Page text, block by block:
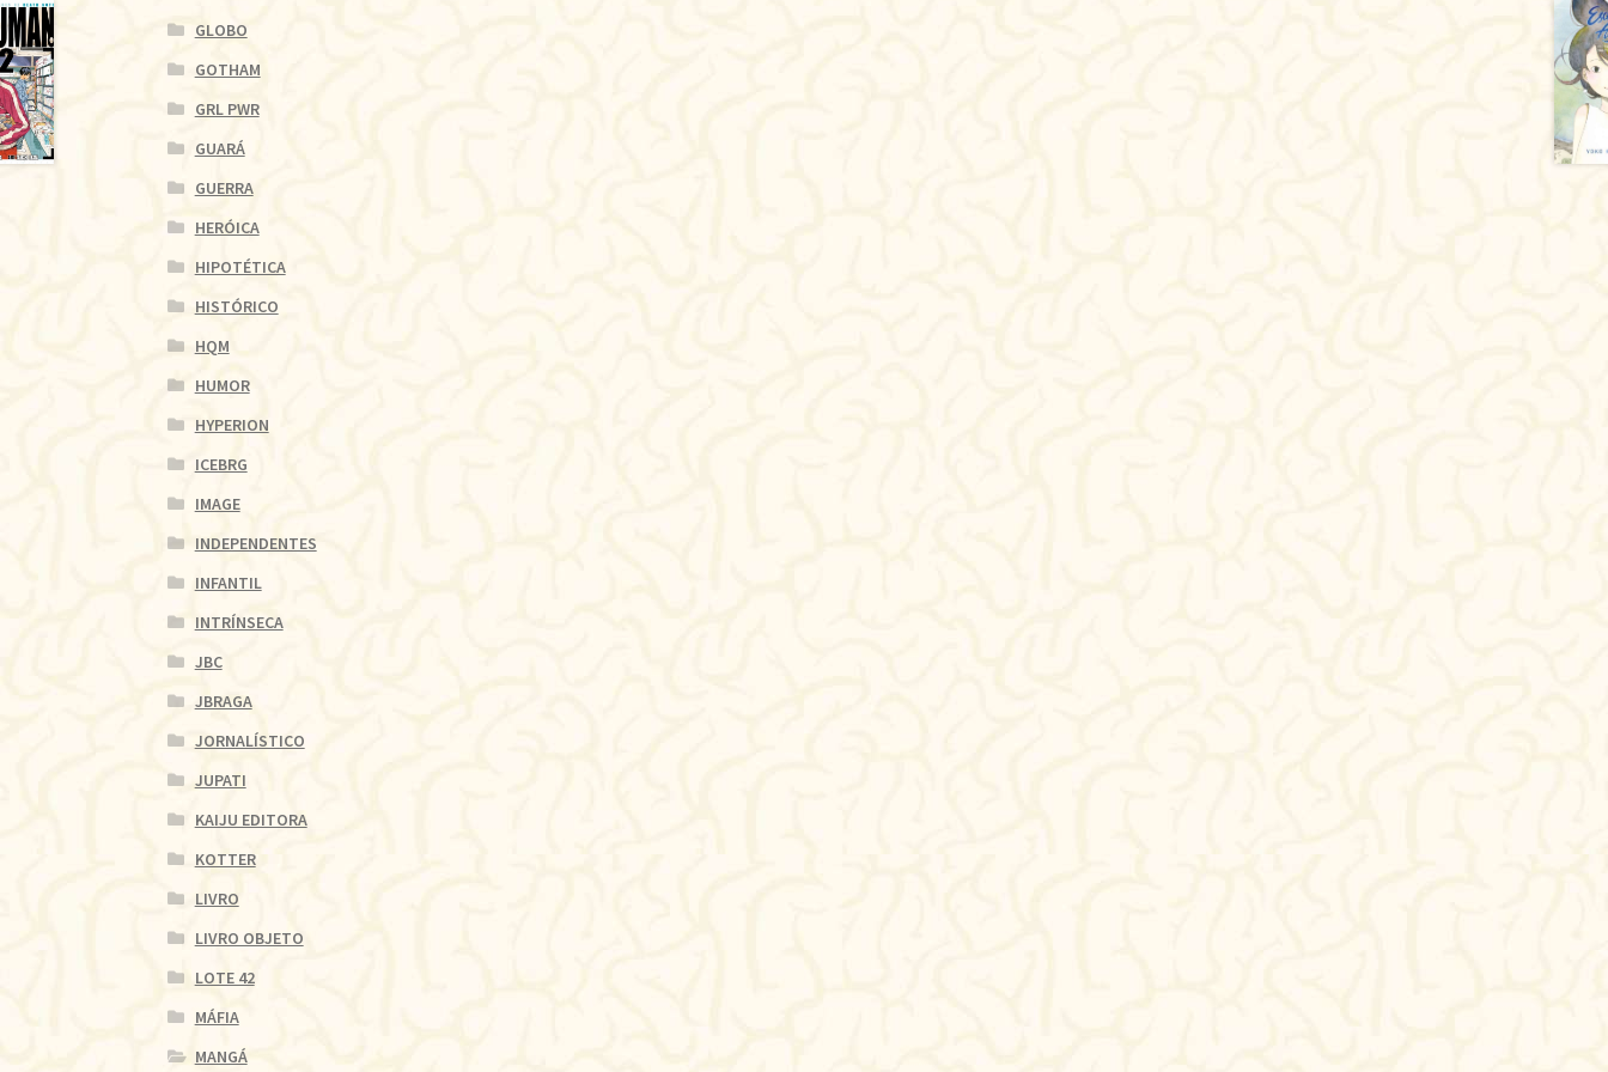
GLOBO
GOTHAM
GRL PWR
GUARÁ
GUERRA
HERÓICA
HIPOTÉTICA
HISTÓRICO
HQM
HUMOR
HYPERION
ICEBRG
IMAGE
INDEPENDENTES
INFANTIL
INTRÍNSECA
JBC
JBRAGA
JORNALÍSTICO
JUPATI
KAIJU EDITORA
KOTTER
LIVRO
LIVRO OBJETO
LOTE 42
MÁFIA
MANGÁ